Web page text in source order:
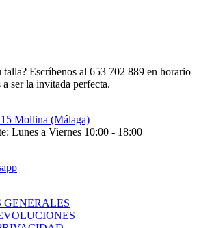
Escríbenos al 653 702 889 en horario
ser la invitada perfecta.
Mollina (Málaga)
Lunes a Viernes 10:00 - 18:00
GENERALES